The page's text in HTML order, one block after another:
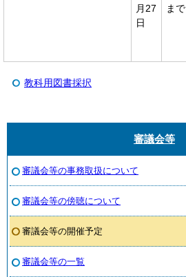
月27
日
まで
教科用図書採択
審議会等
審議会等の事務取扱について
審議会等の傍聴について
審議会等の開催予定
審議会等の一覧